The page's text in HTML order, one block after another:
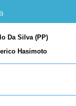
Da Silva (PP)
Hasimoto